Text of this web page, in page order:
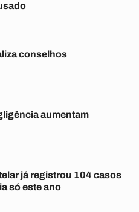
conselhos
aumentam
já registrou 104 casos
só este ano